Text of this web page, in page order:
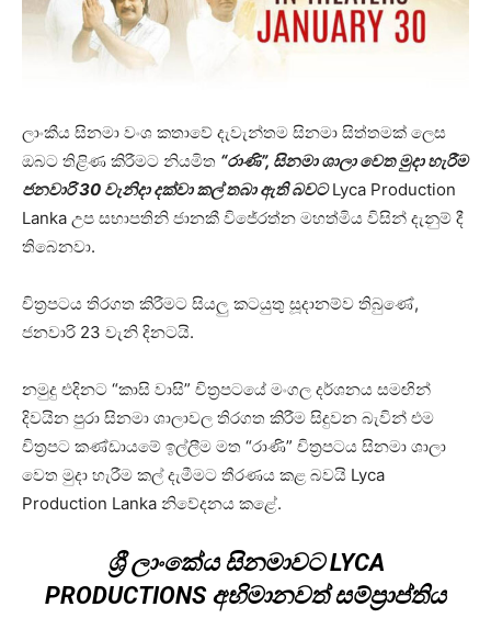
ලාංකීය සිනමා වංශ කතාවේ දැවැන්තම සිනමා සිත්තමක් ලෙස
ඔබට තිළිණ කිරීමට නියමිත “රාණි”, සිනමා ශාලා වෙත මුදා හැරීම
ජනවාරි 30 වැනිදා දක්වා කල් තබා ඇති බවටLyca Production
Lanka උප සභාපතිනි ජානකී විජේරත්න මහත්මිය විසින් දැනුම් දී
තිබෙනවා.
චිත්‍රපටය තිරගත කිරීමට සියලු කටයුතු සූදානම්ව තිබුණේ,
ජනවාරි 23 වැනි දිනටයි.
නමුදු එදිනට “කාසි වාසි” චිත්‍රපටයේ මංගල දර්ශනය සමඟින්
දිවයින පුරා සිනමා ශාලාවල තිරගත කිරීම සිදුවන බැවින් එම
චිත්‍රපට කණ්ඩායමේ ඉල්ලීම මත “රාණි” චිත්‍රපටය සිනමා ශාලා
වෙත මුදා හැරීම කල් දැමීමට තීරණය කළ බවයි Lyca
Production Lanka නිවේදනය කළේ.
ශ්‍රී ලාංකේය සිනමාවට LYCA
PRODUCTIONS අභිමානවත් සම්ප්‍රාප්තිය